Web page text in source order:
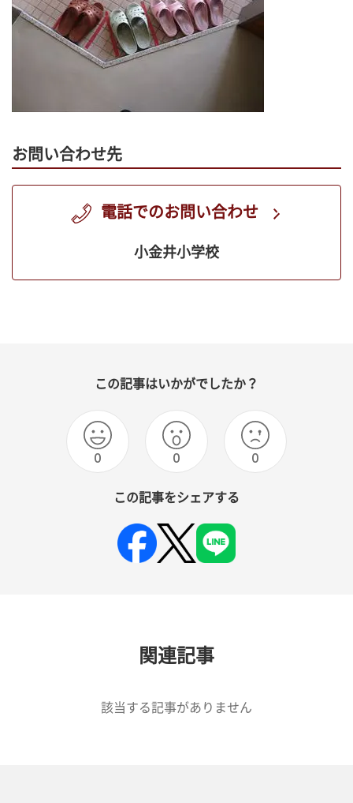
お問い合わせ先
電話でのお問い合わせ
小金井小学校
この記事はいかがでしたか？
0 0 0
この記事をシェアする
関連記事
該当する記事がありません